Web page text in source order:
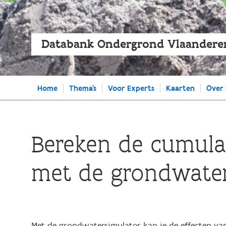
Databank Ondergrond
Home Thema's Voor Experts Kaarten Over
Bereken de
met de